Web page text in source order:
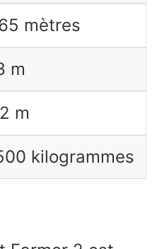
mètres
m
m
kilogrammes